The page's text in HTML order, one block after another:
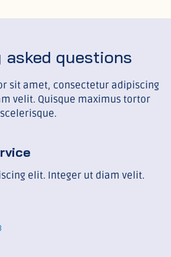
asked questions
sit amet, consectetur adipiscing
velit. Quisque maximus tortor
elit. Integer ut diam velit.